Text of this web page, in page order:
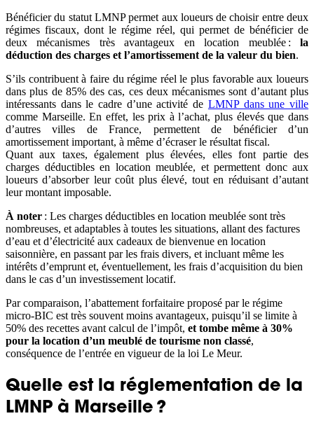
Bénéficier du statut LMNP permet aux loueurs de choisir entre deux
régimes fiscaux, dont le régime réel, qui permet de bénéficier de
deux mécanismes très avantageux en location meublée : la
déduction des charges et l’amortissement de la valeur du bien.
S’ils contribuent à faire du régime réel le plus favorable aux loueurs
dans plus de 85% des cas, ces deux mécanismes sont d’autant plus
intéressants dans le cadre d’une activité de LMNP dans une ville
comme Marseille. En effet, les prix à l’achat, plus élevés que dans
d’autres villes de France, permettent de bénéficier d’un
amortissement important, à même d’écraser le résultat fiscal.
Quant aux taxes, également plus élevées, elles font partie des
charges déductibles en location meublée, et permettent donc aux
loueurs d’absorber leur coût plus élevé, tout en réduisant d’autant
leur montant imposable.
À noter : Les charges déductibles en location meublée sont très
nombreuses, et adaptables à toutes les situations, allant des factures
d’eau et d’électricité aux cadeaux de bienvenue en location
saisonnière, en passant par les frais divers, et incluant même les
intérêts d’emprunt et, éventuellement, les frais d’acquisition du bien
dans le cas d’un investissement locatif.
Par comparaison, l’abattement forfaitaire proposé par le régime
micro-BIC est très souvent moins avantageux, puisqu’il se limite à
50% des recettes avant calcul de l’impôt, et tombe même à 30%
pour la location d’un meublé de tourisme non classé,
conséquence de l’entrée en vigueur de la loi Le Meur.
Quelle est la réglementation de la
LMNP à Marseille ?